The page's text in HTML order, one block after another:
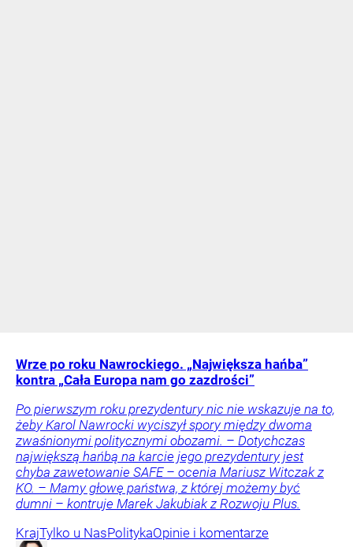
Wrze po roku Nawrockiego. „Największa hańba”
kontra „Cała Europa nam go zazdrości”
Po pierwszym roku prezydentury nic nie wskazuje na to,
żeby Karol Nawrocki wyciszył spory między dwoma
zwaśnionymi politycznymi obozami. – Dotychczas
największą hańbą na karcie jego prezydentury jest
chyba zawetowanie SAFE – ocenia Mariusz Witczak z
KO. – Mamy głowę państwa, z której możemy być
dumni – kontruje Marek Jakubiak z Rozwoju Plus.
KrajTylko u NasPolitykaOpinie i komentarze